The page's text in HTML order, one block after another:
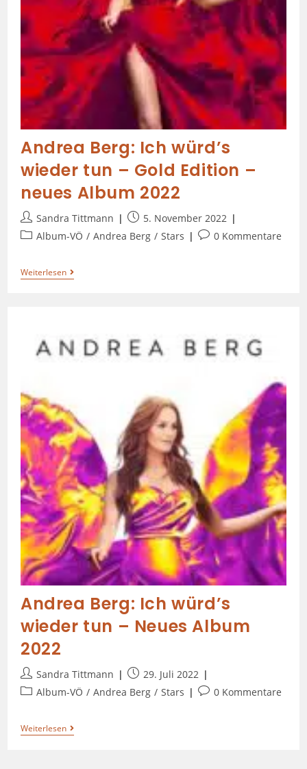
Andrea Berg: Ich würd’s
wieder tun – Gold Edition –
neues Album 2022
Sandra Tittmann
5. November 2022
Album-VÖ / Andrea Berg / Stars 0 Kommentare
Weiterlesen
Andrea Berg: Ich würd’s
wieder tun – Neues Album
2022
Sandra Tittmann
29. Juli 2022
Album-VÖ / Andrea Berg / Stars 0 Kommentare
Weiterlesen